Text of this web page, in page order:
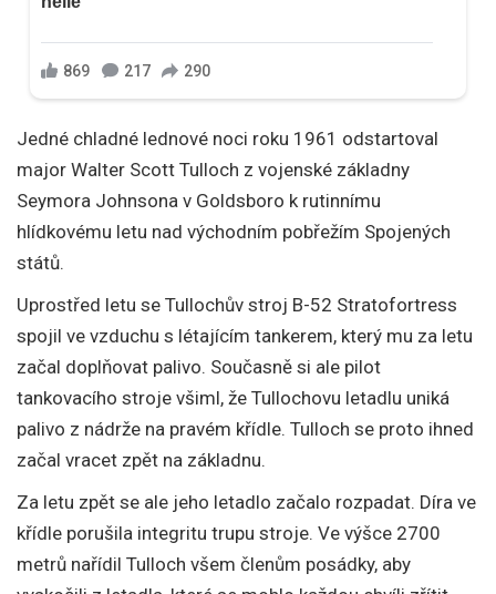
Jedné chladné lednové noci roku 1961 odstartoval
major Walter Scott Tulloch z vojenské základny
Seymora Johnsona v Goldsboro k rutinnímu
hlídkovému letu nad východním pobřežím Spojených
států.
Uprostřed letu se Tullochův stroj B-52 Stratofortress
spojil ve vzduchu s létajícím tankerem, který mu za letu
začal doplňovat palivo. Současně si ale pilot
tankovacího stroje všiml, že Tullochovu letadlu uniká
palivo z nádrže na pravém křídle. Tulloch se proto ihned
začal vracet zpět na základnu.
Za letu zpět se ale jeho letadlo začalo rozpadat. Díra ve
křídle porušila integritu trupu stroje. Ve výšce 2700
metrů nařídil Tulloch všem členům posádky, aby